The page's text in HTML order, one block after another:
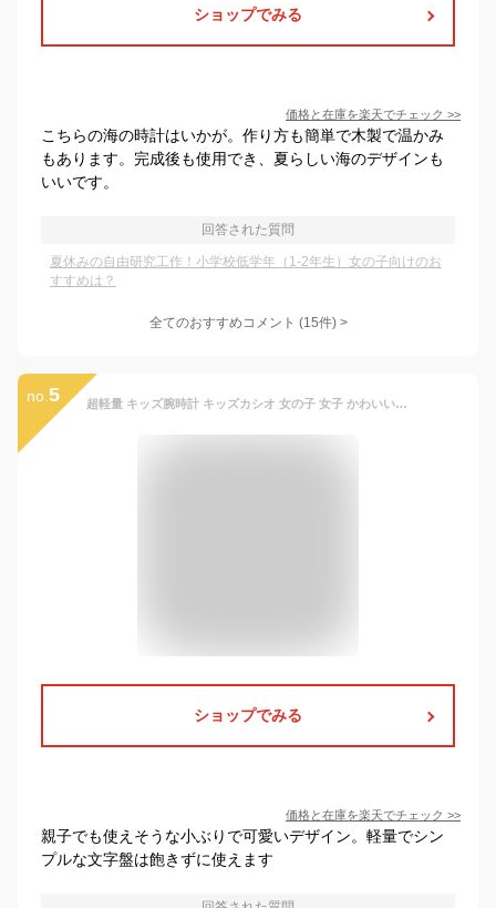
ショップでみる
価格と在庫を楽天でチェック >>
こちらの海の時計はいかが。作り方も簡単で木製で温かみ
もあります。完成後も使用でき、夏らしい海のデザインも
いいです。
回答された質問
夏休みの自由研究工作！小学校低学年（1-2年生）女の子向けのお
すすめは？
全てのおすすめコメント (15件) >
no. 5 超軽量 キッズ腕時計 キッズカシオ 女の子 女子 かわいい CASIO カシオ 時計 腕時計 ピンク キッズ 子供用腕時計 子供用時計 子ども 子供 小学生 低学年 中学年 高学年 防水 スポーツ アウトドア 軽い 軽量 遠足 修学旅行 塾 公園 習い事 ブランド 娘 孫 誕生日 プレゼント
ショップでみる
価格と在庫を楽天でチェック >>
親子でも使えそうな小ぶりで可愛いデザイン。軽量でシン
プルな文字盤は飽きずに使えます